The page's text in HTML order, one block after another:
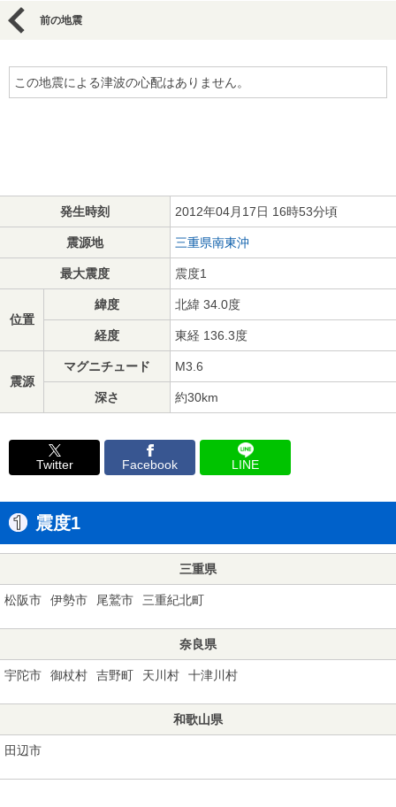
前の地震
この地震による津波の心配はありません。
発生時刻 2012年04月17日 16時53分頃
震源地 三重県南東沖
最大震度 震度1
位置
緯度 北緯 34.0度
経度 東経 136.3度
震源
マグニチュード M3.6
深さ 約30km
Twitter Facebook LINE
震度1
三重県
松阪市 伊勢市 尾鷲市 三重紀北町
奈良県
宇陀市 御杖村 吉野町 天川村 十津川村
和歌山県
田辺市